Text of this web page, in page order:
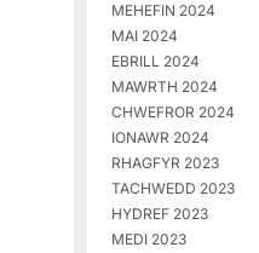
MEHEFIN 2024
MAI 2024
EBRILL 2024
MAWRTH 2024
CHWEFROR 2024
IONAWR 2024
RHAGFYR 2023
TACHWEDD 2023
HYDREF 2023
MEDI 2023